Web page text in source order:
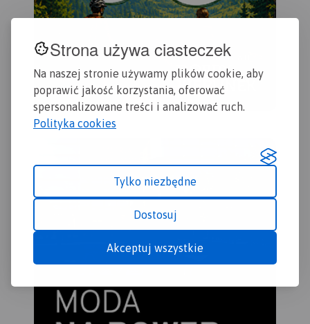
Strona używa ciasteczek
Na naszej stronie używamy plików cookie, aby
poprawić jakość korzystania, oferować
spersonalizowane treści i analizować ruch.
Polityka cookies
Tylko niezbędne
Dostosuj
Akceptuj wszystkie